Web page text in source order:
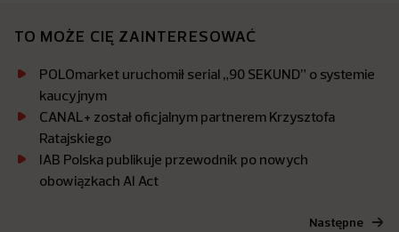
TO MOŻE CIĘ ZAINTERESOWAĆ
POLOmarket uruchomił serial „90 SEKUND” o systemie
kaucyjnym
CANAL+ został oficjalnym partnerem Krzysztofa
Ratajskiego
IAB Polska publikuje przewodnik po nowych
obowiązkach AI Act
Następne